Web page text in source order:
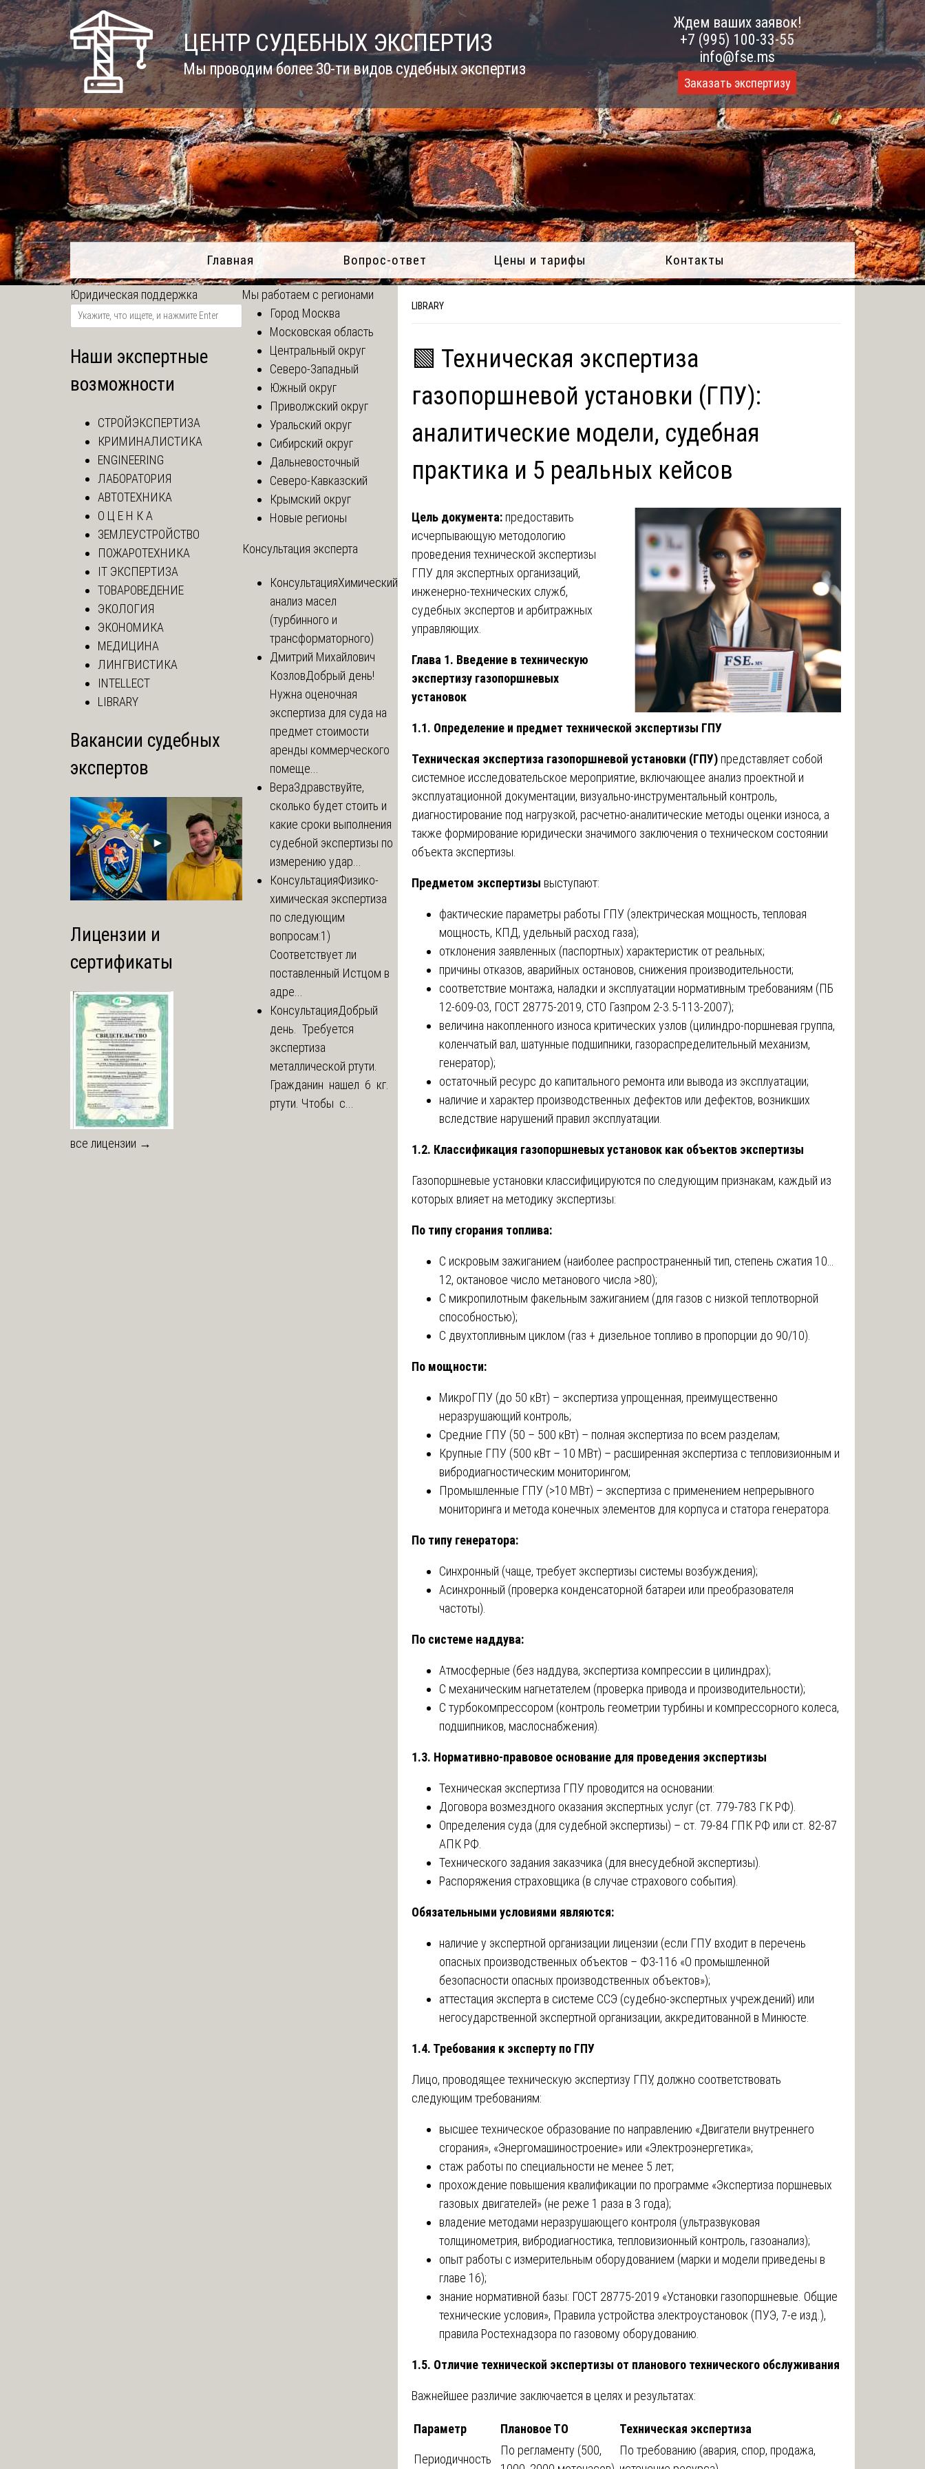
Skip
to
content
ЦЕНТР СУДЕБНЫХ ЭКСПЕРТИЗ
Мы проводим более 30-ти видов судебных экспертиз
Ждем ваших заявок!
+7 (995) 100-33-55
info@fse.ms
Заказать экспертизу
Главная Вопрос-ответ Цены и тарифы Контакты
LIBRARY
🟩 Техническая экспертиза
газопоршневой установки (ГПУ):
аналитические модели, судебная
практика и 5 реальных кейсов
Цель документа: предоставить
исчерпывающую методологию
проведения технической экспертизы
ГПУ для экспертных организаций,
инженерно-технических служб,
судебных экспертов и арбитражных
управляющих.
Глава 1. Введение в техническую
экспертизу газопоршневых
установок
1.1. Определение и предмет технической экспертизы ГПУ
Техническая экспертиза газопоршневой установки (ГПУ) представляет собой
системное исследовательское мероприятие, включающее анализ проектной и
эксплуатационной документации, визуально-инструментальный контроль,
диагностирование под нагрузкой, расчетно-аналитические методы оценки износа, а
также формирование юридически значимого заключения о техническом состоянии
объекта экспертизы.
Предметом экспертизы выступают:
фактические параметры работы ГПУ (электрическая мощность, тепловая
мощность, КПД, удельный расход газа);
отклонения заявленных (паспортных) характеристик от реальных;
причины отказов, аварийных остановов, снижения производительности;
соответствие монтажа, наладки и эксплуатации нормативным требованиям (ПБ
12-609-03, ГОСТ 28775-2019, СТО Газпром 2-3.5-113-2007);
величина накопленного износа критических узлов (цилиндро-поршневая группа,
коленчатый вал, шатунные подшипники, газораспределительный механизм,
генератор);
остаточный ресурс до капитального ремонта или вывода из эксплуатации;
наличие и характер производственных дефектов или дефектов, возникших
вследствие нарушений правил эксплуатации.
1.2. Классификация газопоршневых установок как объектов экспертизы
Газопоршневые установки классифицируются по следующим признакам, каждый из
которых влияет на методику экспертизы:
По типу сгорания топлива:
С искровым зажиганием (наиболее распространенный тип, степень сжатия 10…
12, октановое число метанового числа >80);
С микропилотным факельным зажиганием (для газов с низкой теплотворной
способностью);
С двухтопливным циклом (газ + дизельное топливо в пропорции до 90/10).
По мощности:
МикроГПУ (до 50 кВт) – экспертиза упрощенная, преимущественно
неразрушающий контроль;
Средние ГПУ (50 – 500 кВт) – полная экспертиза по всем разделам;
Крупные ГПУ (500 кВт – 10 МВт) – расширенная экспертиза с тепловизионным и
вибродиагностическим мониторингом;
Промышленные ГПУ (>10 МВт) – экспертиза с применением непрерывного
мониторинга и метода конечных элементов для корпуса и статора генератора.
По типу генератора:
Синхронный (чаще, требует экспертизы системы возбуждения);
Асинхронный (проверка конденсаторной батареи или преобразователя
частоты).
По системе наддува:
Атмосферные (без наддува, экспертиза компрессии в цилиндрах);
С механическим нагнетателем (проверка привода и производительности);
С турбокомпрессором (контроль геометрии турбины и компрессорного колеса,
подшипников, маслоснабжения).
1.3. Нормативно-правовое основание для проведения экспертизы
Техническая экспертиза ГПУ проводится на основании:
Договора возмездного оказания экспертных услуг (ст. 779-783 ГК РФ).
Определения суда (для судебной экспертизы) – ст. 79-84 ГПК РФ или ст. 82-87
АПК РФ.
Технического задания заказчика (для внесудебной экспертизы).
Распоряжения страховщика (в случае страхового события).
Обязательными условиями являются:
наличие у экспертной организации лицензии (если ГПУ входит в перечень
опасных производственных объектов – ФЗ-116 «О промышленной
безопасности опасных производственных объектов»);
аттестация эксперта в системе ССЭ (судебно-экспертных учреждений) или
негосударственной экспертной организации, аккредитованной в Минюсте.
1.4. Требования к эксперту по ГПУ
Лицо, проводящее техническую экспертизу ГПУ, должно соответствовать
следующим требованиям:
высшее техническое образование по направлению «Двигатели внутреннего
сгорания», «Энергомашиностроение» или «Электроэнергетика»;
стаж работы по специальности не менее 5 лет;
прохождение повышения квалификации по программе «Экспертиза поршневых
газовых двигателей» (не реже 1 раза в 3 года);
владение методами неразрушающего контроля (ультразвуковая
толщинометрия, вибродиагностика, тепловизионный контроль, газоанализ);
опыт работы с измерительным оборудованием (марки и модели приведены в
главе 16);
знание нормативной базы: ГОСТ 28775-2019 «Установки газопоршневые. Общие
технические условия», Правила устройства электроустановок (ПУЭ, 7-е изд.),
правила Ростехнадзора по газовому оборудованию.
1.5. Отличие технической экспертизы от планового технического обслуживания
Важнейшее различие заключается в целях и результатах:
Параметр Плановое ТО Техническая экспертиза
Периодичность
По регламенту (500,
По требованию (авария, спор, продажа,
Юридическая поддержка
Наши экспертные
возможности
СТРОЙЭКСПЕРТИЗА
КРИМИНАЛИСТИКА
ENGINEERING
ЛАБОРАТОРИЯ
АВТОТЕХНИКА
О Ц Е Н К А
ЗЕМЛЕУСТРОЙСТВО
ПОЖАРОТЕХНИКА
IT ЭКСПЕРТИЗА
ТОВАРОВЕДЕНИЕ
ЭКОЛОГИЯ
ЭКОНОМИКА
МЕДИЦИНА
ЛИНГВИСТИКА
INTELLECT
LIBRARY
Вакансии судебных
экспертов
Лицензии и
сертификаты
все лицензии →
Мы работаем с регионами
Город Москва
Московская область
Центральный округ
Северо-Западный
Южный округ
Приволжский округ
Уральский округ
Сибирский округ
Дальневосточный
Северо-Кавказский
Крымский округ
Новые регионы
Консультация эксперта
КонсультацияХимический
анализ масел
(турбинного и
трансформаторного)
Дмитрий Михайлович
КозловДобрый день!
Нужна оценочная
экспертиза для суда на
предмет стоимости
аренды коммерческого
помеще...
ВераЗдравствуйте,
сколько будет стоить и
какие сроки выполнения
судебной экспертизы по
измерению удар...
КонсультацияФизико-
химическая экспертиза
по следующим
вопросам:1)
Соответствует ли
поставленный Истцом в
адре...
КонсультацияДобрый
день. Требуется
экспертиза
металлической ртути.
Гражданин нашел 6 кг.
ртути. Чтобы с...